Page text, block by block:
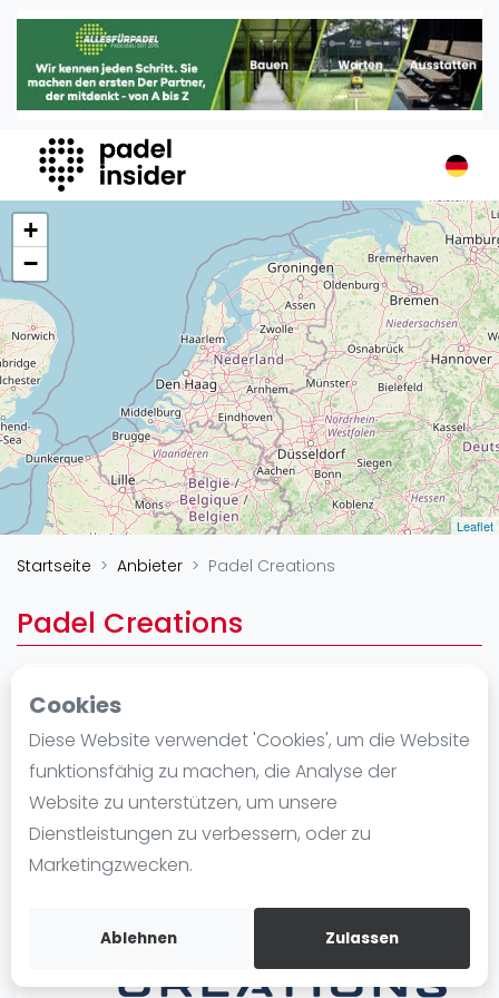
Cookies
Diese Website verwendet 'Cookies', um die Website
funktionsfähig zu machen, die Analyse der
Website zu unterstützen, um unsere
Dienstleistungen zu verbessern, oder zu
Marketingzwecken.
Ablehnen Zulassen
Padel Insider
Home
Organisationen
Buchungssysteme
Padelplatzbauer
Verschiedenes
Veranstaltungen
Turniere
International
Playtomic
Ranking
Männer
FIP Männer
Blog
Die Geschichte von Padel
Regeln und Punktzählung
Padel Schläge
Video
+
−
Leaflet
Startseite Anbieter Padel Creations
Padel Creations
Anbieter
None None
Website